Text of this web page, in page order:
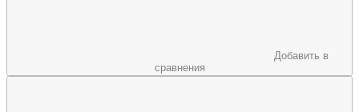
Добавить в
сравнения